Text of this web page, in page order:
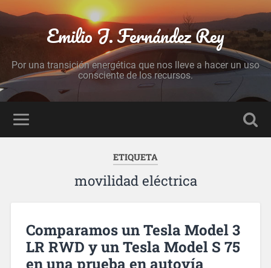
Emilio J. Fernández Rey
Por una transición energética que nos lleve a hacer un uso
consciente de los recursos.
ETIQUETA
movilidad eléctrica
Comparamos un Tesla Model 3
LR RWD y un Tesla Model S 75
en una prueba en autovía